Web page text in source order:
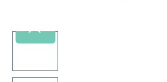
Bildergalerie überspringen